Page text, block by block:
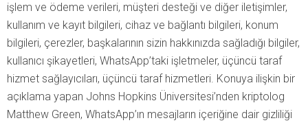
işlem ve ödeme verileri, müşteri desteği ve diğer iletişimler,
kullanım ve kayıt bilgileri, cihaz ve bağlantı bilgileri, konum
bilgileri, çerezler, başkalarının sizin hakkınızda sağladığı bilgiler,
kullanıcı şikayetleri, WhatsApp’taki işletmeler, üçüncü taraf
hizmet sağlayıcıları, üçüncü taraf hizmetleri. Konuya ilişkin bir
açıklama yapan Johns Hopkins Üniversitesi’nden kriptolog
Matthew Green, WhatsApp’ın mesajların içeriğine dair gizliliği